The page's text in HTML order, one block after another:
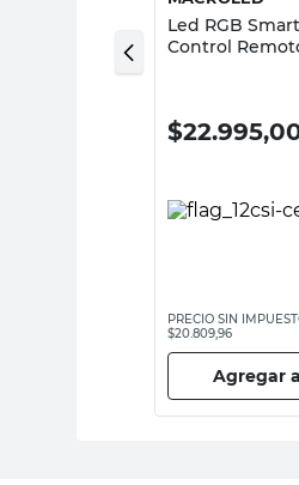
Led RGB
Control
$
PRECIO SIN
$20.809,96
Agregar